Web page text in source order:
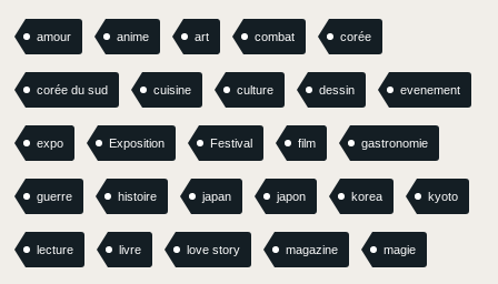
amour anime art combat corée
corée du sud cuisine culture dessin evenement
expo Exposition Festival film gastronomie
guerre histoire japan japon korea kyoto
lecture livre love story magazine magie